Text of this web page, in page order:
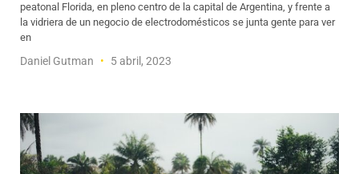
peatonal Florida, en pleno centro de la capital de Argentina, y frente a
la vidriera de un negocio de electrodomésticos se junta gente para ver
en
Daniel Gutman 5 abril, 2023